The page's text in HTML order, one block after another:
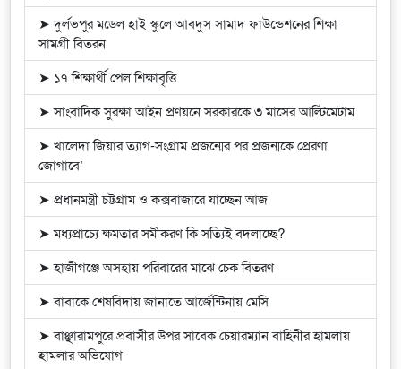
➤ দুর্লভপুর মডেল হাই স্কুলে আবদুস সামাদ ফাউন্ডেশনের শিক্ষা
সামগ্রী বিতরন
➤ ১৭ শিক্ষার্থী পেল শিক্ষাবৃত্তি
➤ সাংবাদিক সুরক্ষা আইন প্রণয়নে সরকারকে ৩ মাসের আল্টিমেটাম
➤ খালেদা জিয়ার ত্যাগ-সংগ্রাম প্রজন্মের পর প্রজন্মকে প্রেরণা
জোগাবে’
➤ প্রধানমন্ত্রী চট্টগ্রাম ও কক্সবাজারে যাচ্ছেন আজ
➤ মধ্যপ্রাচ্যে ক্ষমতার সমীকরণ কি সত্যিই বদলাচ্ছে?
➤ হাজীগঞ্জে অসহায় পরিবারের মাঝে চেক বিতরণ
➤ বাবাকে শেষবিদায় জানাতে আর্জেন্টিনায় মেসি
➤ বাঞ্ছারামপুরে প্রবাসীর উপর সাবেক চেয়ারম্যান বাহিনীর হামলায়
হামলার অভিযোগ